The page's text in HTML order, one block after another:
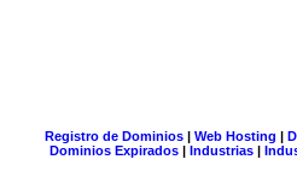
Registro de Dominios| Web Hosting |
Dominios Expirados | Industrias |